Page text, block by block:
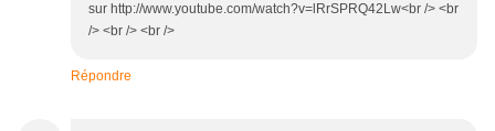
sur http://www.youtube.com/watch?v=lRrSPRQ42Lw<br /> <br
/> <br /> <br />
Répondre